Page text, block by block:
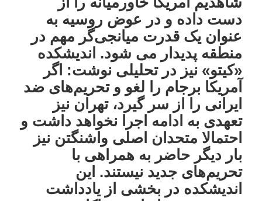
دست داده و در عوض روسیه به
عنوان یک قدرت میانجی‌گر مهم در
منطقه پدیدار می شود. اندیشکده
«کیتو» نیز در تحلیلی نوشت: اگر
آمریکا برجام را لغو و تحریم‌های ضد
ایرانی را از سر گیرد، تهران نیز
تعهدی به ادامه اجرا نخواهد داشت و
احتمالا متحدان اصلی واشنگتن نیز
بار دیگر حاضر به همراهی با
تحریم‌های جدید نیستند. این
اندیشکده در بخشی از یادداشت